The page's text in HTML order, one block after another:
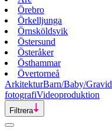
Örebro
Örkelljunga
Örnsköldsvik
Östersund
Österåker
Östhammar
Övertorneå
ArkitekturBarn/Baby/Gravid
fotografiVideoproduktion
Filtrera